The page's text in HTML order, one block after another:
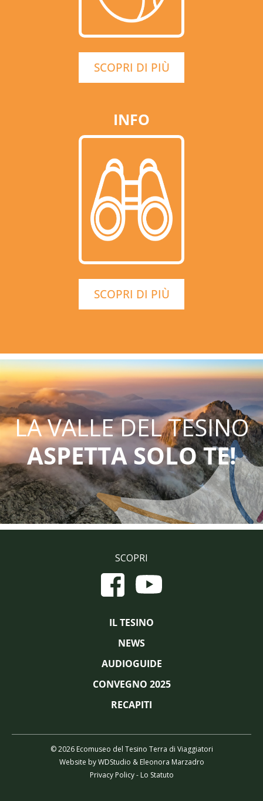
SCOPRI DI PIÙ
INFO
SCOPRI DI PIÙ
LA VALLE DEL TESINO
ASPETTA SOLO TE!
SCOPRI
IL TESINO
NEWS
AUDIOGUIDE
CONVEGNO 2025
RECAPITI
© 2026 Ecomuseo del Tesino Terra di Viaggiatori
Website byWDStudio & Eleonora Marzadro
Privacy Policy- Lo Statuto